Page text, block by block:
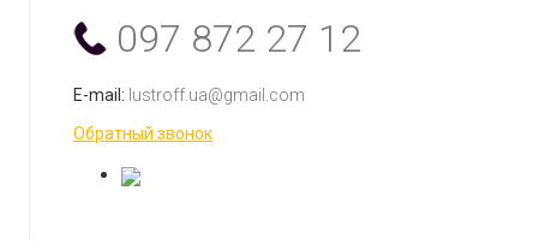
097 872 27 12
E-mail: lustroff.ua@gmail.com
Обратный звонок